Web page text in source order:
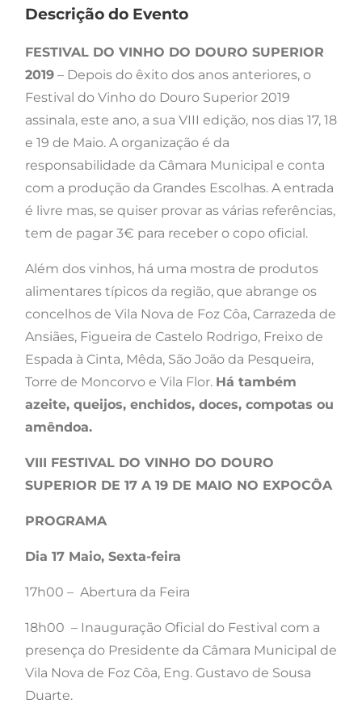
Descrição do Evento
FESTIVAL DO VINHO DO DOURO SUPERIOR
2019 – Depois do êxito dos anos anteriores, o
Festival do Vinho do Douro Superior 2019
assinala, este ano, a sua VIII edição, nos dias 17, 18
e 19 de Maio. A organização é da
responsabilidade da Câmara Municipal e conta
com a produção da Grandes Escolhas. A entrada
é livre mas, se quiser provar as várias referências,
tem de pagar 3€ para receber o copo oficial.
Além dos vinhos, há uma mostra de produtos
alimentares típicos da região, que abrange os
concelhos de Vila Nova de Foz Côa, Carrazeda de
Ansiães, Figueira de Castelo Rodrigo, Freixo de
Espada à Cinta, Mêda, São João da Pesqueira,
Torre de Moncorvo e Vila Flor. Há também
azeite, queijos, enchidos, doces, compotas ou
amêndoa.
VIII FESTIVAL DO VINHO DO DOURO
SUPERIOR DE 17 A 19 DE MAIO NO EXPOCÔA
PROGRAMA
Dia 17 Maio, Sexta-feira
17h00 – Abertura da Feira
18h00 – Inauguração Oficial do Festival com a
presença do Presidente da Câmara Municipal de
Vila Nova de Foz Côa, Eng. Gustavo de Sousa
Duarte.